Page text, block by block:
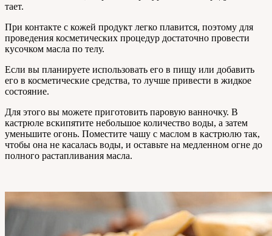
тает.
При контакте с кожей продукт легко плавится, поэтому для
проведения косметических процедур достаточно провести
кусочком масла по телу.
Если вы планируете использовать его в пищу или добавить
его в косметические средства, то лучше привести в жидкое
состояние.
Для этого вы можете приготовить паровую ванночку. В
кастрюле вскипятите небольшое количество воды, а затем
уменьшите огонь. Поместите чашу с маслом в кастрюлю так,
чтобы она не касалась воды, и оставьте на медленном огне до
полного растапливания масла.